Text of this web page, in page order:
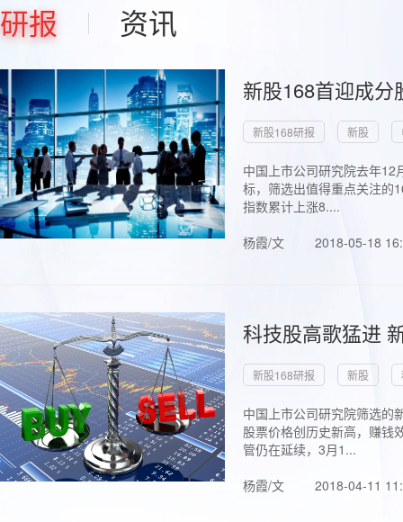
研报 资讯
新股168首迎成
新股168研报 新股
中国上市公司研究院去年
标，筛选出值得重点关注的
指数累计上涨8....
杨霞/文
2018-05-18
科技股高歌猛进
新股168研报 新股
中国上市公司研究院筛选的
股票价格创历史新高，赚钱
管仍在延续，3月1...
杨霞/文
2018-04-11